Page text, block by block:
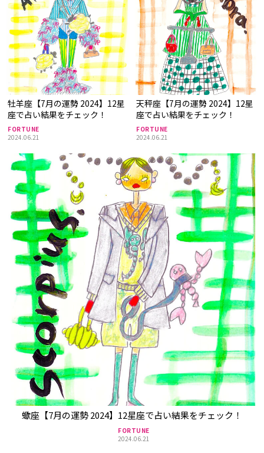
牡羊座【7月の運勢 2024】12星
座で占い結果をチェック！
FORTUNE
2024.06.21
天秤座【7月の運勢 2024】12星
座で占い結果をチェック！
FORTUNE
2024.06.21
蠍座【7月の運勢 2024】12星座で占い結果をチェック！
FORTUNE
2024.06.21